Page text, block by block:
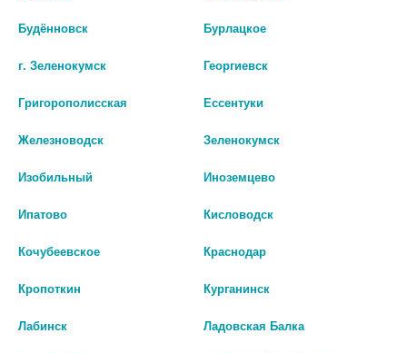
ПЛЕЧО С АДАПТЕРОМ МЕГА
МАНЖЕТА
3 550 руб.
шт
В КОРЗИНУ
ПЛЕЧО С АДАПТЕРОМ
Будённовск Бурлацкое
г. Зеленокумск Георгиевск
Григорополисская Ессентуки
Железноводск Зеленокумск
Изобильный Иноземцево
Ипатово Кисловодск
Кочубеевское Краснодар
Кропоткин Курганинск
Лабинск Ладовская Балка